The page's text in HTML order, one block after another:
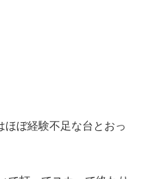
ほぼ経験不足な台とおっ